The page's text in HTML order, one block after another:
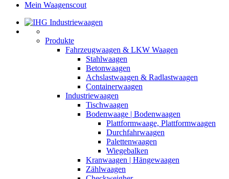
Mein Waagenscout
Produkte
Fahrzeugwaagen & LKW Waagen
Stahlwaagen
Betonwaagen
Achslastwaagen & Radlastwaagen
Containerwaagen
Industriewaagen
Tischwaagen
Bodenwaage | Bodenwaagen
Plattformwaage, Plattformwaagen
Durchfahrwaagen
Palettenwaagen
Wiegebalken
Kranwaagen | Hängewaagen
Zählwaagen